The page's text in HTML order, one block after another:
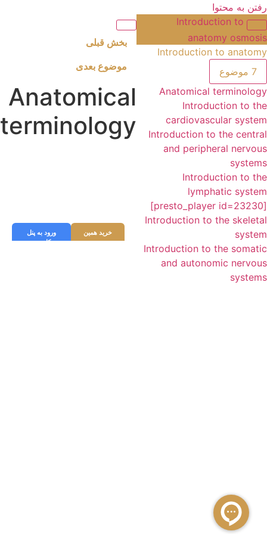
رفتن به محتوا
Introduction to
anatomy osmosis
Introduction to anatomy
7 موضوع
Anatomical terminology
Introduction to the
cardiovascular system
Introduction to the central
and peripheral nervous
systems
Introduction to the
lymphatic system
[presto_player id=23230]
Introduction to the skeletal
system
Introduction to the somatic
and autonomic nervous
systems
بخش قبلی
موضوع بعدی
Anatomical
terminology
خرید همین
دوره
ورود به پنل
کاربری